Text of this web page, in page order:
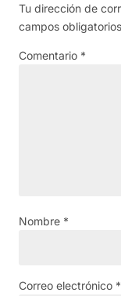
Tu dirección de
campos
Comentario *
Nombre *
Correo electrónico *